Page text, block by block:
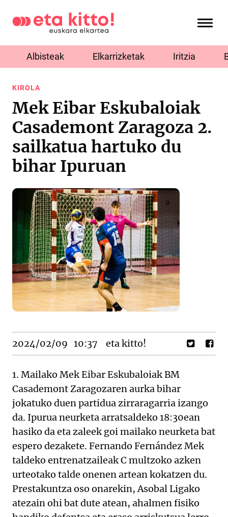
Albisteak Elkarrizketak Iritzia
KIROLA
Mek Eibar Eskubaloiak
Casademont Zaragoza 2.
sailkatua hartuko du
bihar Ipuruan
2024/02/09 10:37 eta kitto!
1. Mailako Mek Eibar Eskubaloiak BM
Casademont Zaragozaren aurka bihar
jokatuko duen partidua zirraragarria izango
da. Ipurua neurketa arratsaldeko 18:30ean
hasiko da eta zaleek goi mailako neurketa bat
espero dezakete. Fernando Fernández Mek
taldeko entrenatzaileak C multzoko azken
urteotako talde onenen artean kokatzen du.
Prestakuntza oso onarekin, Asobal Ligako
atezain ohi bat dute atean, ahalmen fisiko